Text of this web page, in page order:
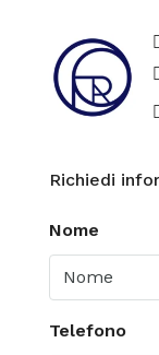
Richiedi
Nome
Telefono